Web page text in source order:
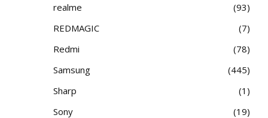
realme
93
REDMAGIC
7
Redmi
78
Samsung
445
Sharp
1
Sony
19